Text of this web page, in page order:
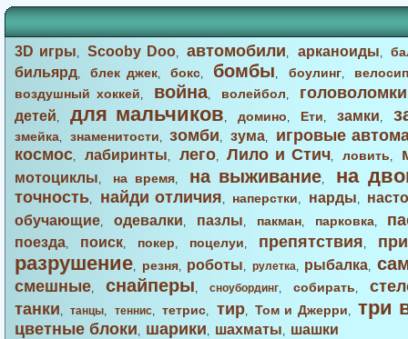
3D игры,Scooby Doo,автомобили, арканоиды,
бильярд,блек джек,бокс, бомбы, боулинг,
воздушный хоккей, война, волейбол, головоломки
детей, для мальчиков, домино, Ети, замки,
змейка, знаменитости,зомби, зума,
игровые
космос, лабиринты, лего,Лило и Стич,ловить,
мотоциклы, на время, на выживание, на
точность, найди отличия, наперстки, нарды,
обучающие, одевалки, пазлы, пакман, парковка,
поезда, поиск, покер, поцелуи, препятствия,
разрушение, резня, роботы, рулетка, рыбалка,
смешные, снайперы, сноубординг, собирать,
танки,танцы, теннис,тетрис, тир,Том и Джерри, три
цветные блоки, шарики, шахматы, шашки